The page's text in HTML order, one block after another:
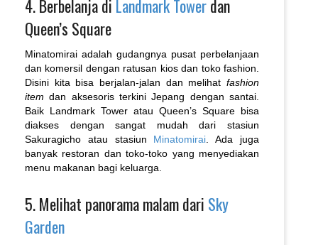
4. Berbelanja di Landmark Towerdan
Queen’s Square
Minatomirai adalah gudangnya pusat perbelanjaan
dan komersil dengan ratusan kios dan toko fashion.
Disini kita bisa berjalan-jalan dan melihat fashion
item dan aksesoris terkini Jepang dengan santai.
Baik Landmark Tower atau Queen’s Square bisa
diakses dengan sangat mudah dari stasiun
Sakuragicho atau stasiun Minatomirai . Ada juga
banyak restoran dan toko-toko yang menyediakan
menu makanan bagi keluarga.
5. Melihat panorama malam dari Sky
Garden